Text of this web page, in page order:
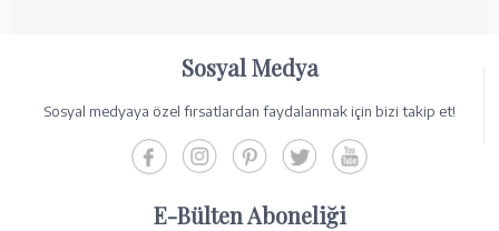
Sosyal Medya
Sosyal medyaya özel fırsatlardan faydalanmak için bizi takip et!
E-Bülten Aboneliği